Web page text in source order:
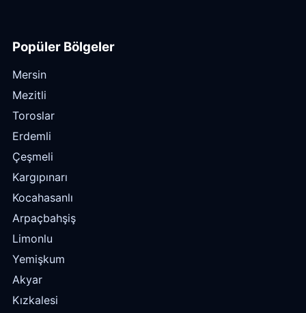
Popüler Bölgeler
Mersin
Mezitli
Toroslar
Erdemli
Çeşmeli
Kargıpınarı
Kocahasanlı
Arpaçbahşiş
Limonlu
Yemişkum
Akyar
Kızkalesi